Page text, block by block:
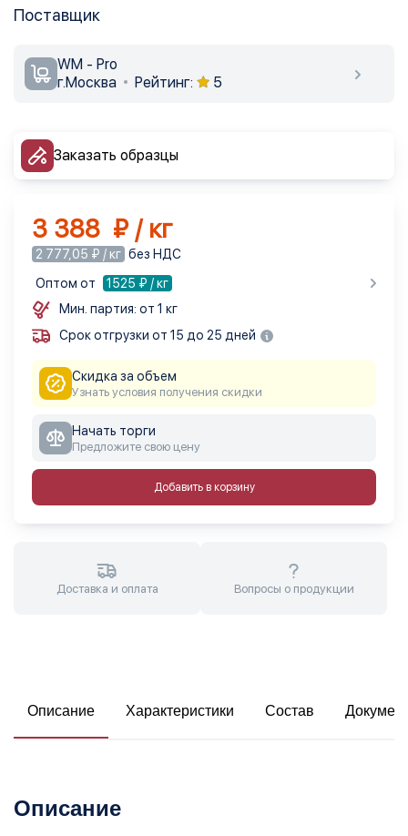
Поставщик
WM - Pro
г.Москва
Рейтинг: 5
Заказать образцы
3 388 ₽ / кг
2 777,05 ₽ / кг без НДС
Оптом от
1525 ₽ / кг
Мин. партия: от 1 кг
Срок отгрузки от 15 до 25 дней
Скидка за объем
Узнать условия получения скидки
Начать торги
Предложите свою цену
Добавить в корзину
Доставка и оплата Вопросы о продукции
Описание Характеристики Состав
Описание